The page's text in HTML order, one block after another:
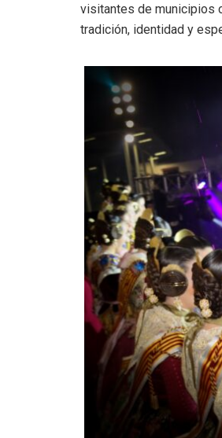
visitantes de municipios
tradición, identidad y